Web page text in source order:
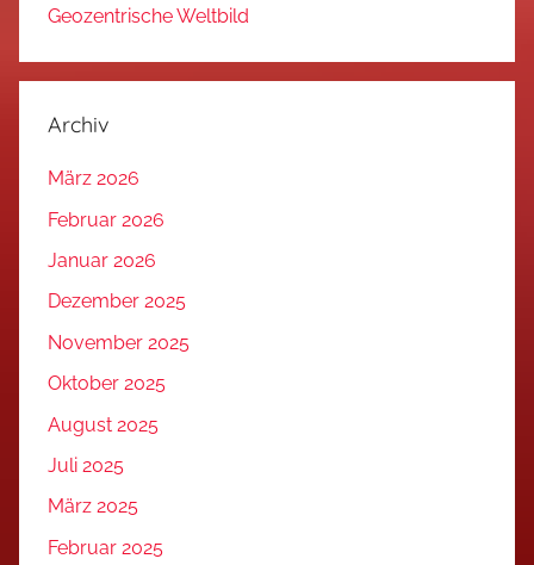
Geozentrische Weltbild
Archiv
März 2026
Februar 2026
Januar 2026
Dezember 2025
November 2025
Oktober 2025
August 2025
Juli 2025
März 2025
Februar 2025